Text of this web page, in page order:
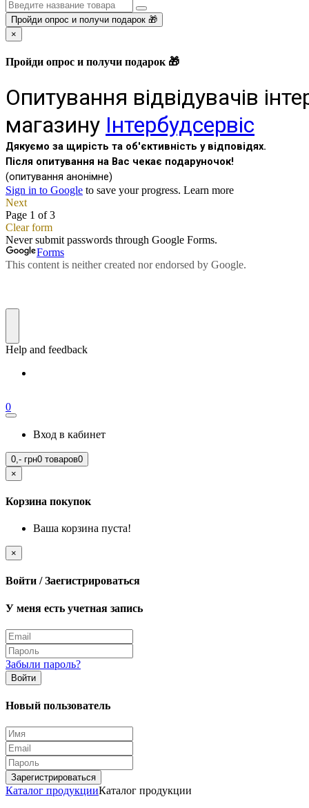
Пройди опрос и получи подарок 🎁
×
Пройди опрос и получи подарок 🎁
0
Вход в кабинет
0,- грн0 товаров0
×
Корзина покупок
Ваша корзина пуста!
×
Войти / Заегистрироваться
У меня есть учетная запись
Забыли пароль?
Войти
Новый пользователь
Зарегистрироваться
Каталог продукцииКаталог продукции